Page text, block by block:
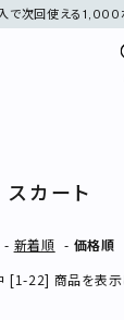
次回使える1,000ポ
スカート
- 新着順 - 価格順
[1-22] 商品を表示